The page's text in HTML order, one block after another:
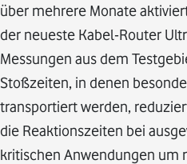
über mehrere Monate
der neueste Kabel-Router
Messungen aus dem
Stoßzeiten, in denen
transportiert werden,
die Reaktionszeiten bei
kritischen Anwendungen um